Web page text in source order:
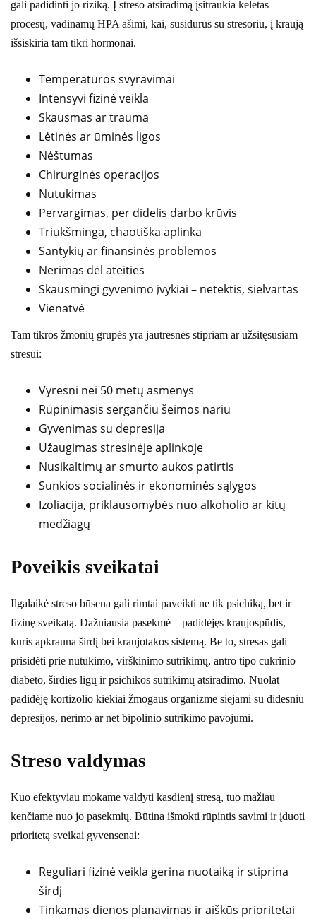
gali padidinti jo riziką. Į streso atsiradimą įsitraukia keletas
procesų, vadinamų HPA ašimi, kai, susidūrus su stresoriu, į kraują
išsiskiria tam tikri hormonai.
Temperatūros svyravimai
Intensyvi fizinė veikla
Skausmas ar trauma
Lėtinės ar ūminės ligos
Nėštumas
Chirurginės operacijos
Nutukimas
Pervargimas, per didelis darbo krūvis
Triukšminga, chaotiška aplinka
Santykių ar finansinės problemos
Nerimas dėl ateities
Skausmingi gyvenimo įvykiai – netektis, sielvartas
Vienatvė
Tam tikros žmonių grupės yra jautresnės stipriam ar užsitęsusiam
stresui:
Vyresni nei 50 metų asmenys
Rūpinimasis sergančiu šeimos nariu
Gyvenimas su depresija
Užaugimas stresinėje aplinkoje
Nusikaltimų ar smurto aukos patirtis
Sunkios socialinės ir ekonominės sąlygos
Izoliacija, priklausomybės nuo alkoholio ar kitų
medžiagų
Poveikis sveikatai
Ilgalaikė streso būsena gali rimtai paveikti ne tik psichiką, bet ir
fizinę sveikatą. Dažniausia pasekmė – padidėjęs kraujospūdis,
kuris apkrauna širdį bei kraujotakos sistemą. Be to, stresas gali
prisidėti prie nutukimo, virškinimo sutrikimų, antro tipo cukrinio
diabeto, širdies ligų ir psichikos sutrikimų atsiradimo. Nuolat
padidėję kortizolio kiekiai žmogaus organizme siejami su didesniu
depresijos, nerimo ar net bipolinio sutrikimo pavojumi.
Streso valdymas
Kuo efektyviau mokame valdyti kasdienį stresą, tuo mažiau
kenčiame nuo jo pasekmių. Būtina išmokti rūpintis savimi ir įduoti
prioritetą sveikai gyvensenai:
Reguliari fizinė veikla gerina nuotaiką ir stiprina
širdį
Tinkamas dienos planavimas ir aiškūs prioritetai